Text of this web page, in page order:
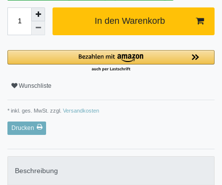
In den Warenkorb
Wunschliste
* inkl. ges. MwSt. zzgl. Versandkosten
Drucken
Beschreibung